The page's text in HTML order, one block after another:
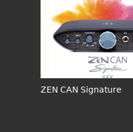
ZEN CAN Signature